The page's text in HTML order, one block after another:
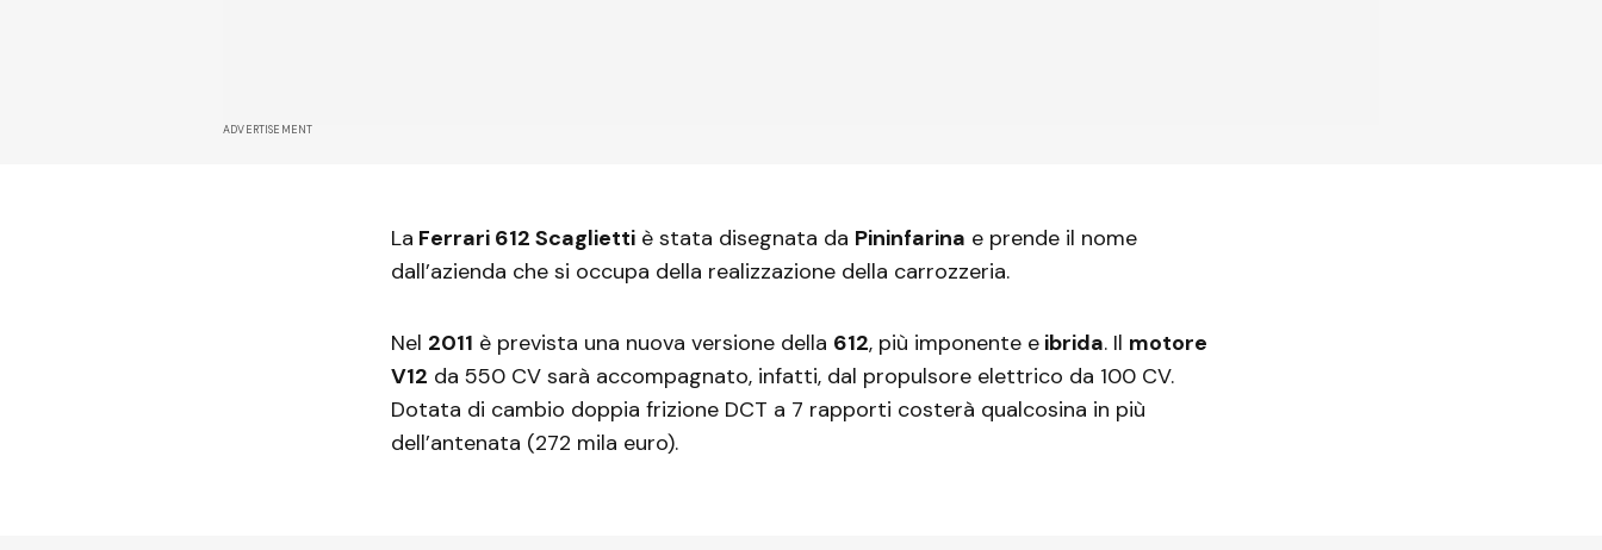
ADVERTISEMENT
La Ferrari 612 Scaglietti è stata disegnata da Pininfarina e prende il nome
dall’azienda che si occupa della realizzazione della carrozzeria.
Nel 2011 è prevista una nuova versione della 612, più imponente e ibrida. Il motore
V12 da 550 CV sarà accompagnato, infatti, dal propulsore elettrico da 100 CV.
Dotata di cambio doppia frizione DCT a 7 rapporti costerà qualcosina in più
dell’antenata (272 mila euro).